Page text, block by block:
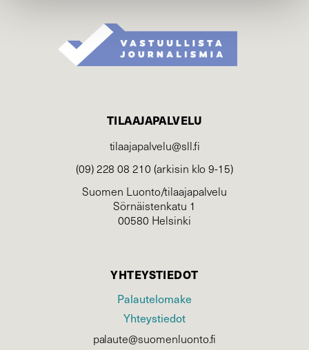
TILAAJAPALVELU
tilaajapalvelu@sll.fi
(09) 228 08 210 (arkisin klo 9-15)
Suomen Luonto/tilaajapalvelu
Sörnäistenkatu 1
00580 Helsinki
YHTEYSTIEDOT
Palautelomake
Yhteystiedot
palaute@suomenluonto.fi